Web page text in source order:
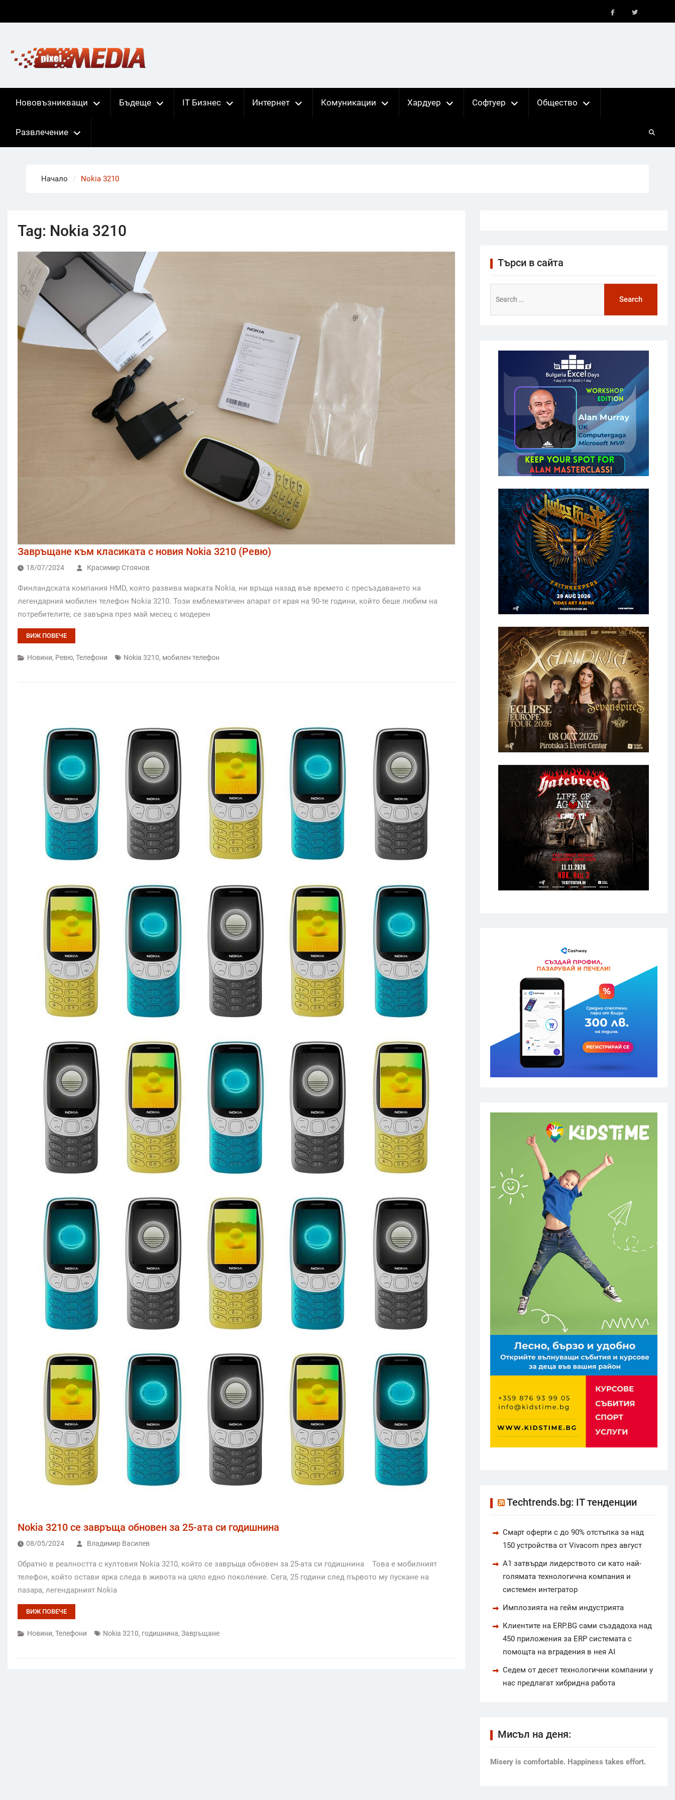
Нововъзникващи Бъдеще IT Бизнес Интернет Комуникации Хардуер Софтуер Общество
Развлечение
Начало Nokia 3210
Tag: Nokia 3210
Завръщане към класиката с новия Nokia 3210 (Ревю)
18/07/2024 Красимир Стоянов
Финландската компания HMD, която развива марката Nokia, ни връща назад във времето с пресъздаването на
легендарния мобилен телефон Nokia 3210. Този емблематичен апарат от края на 90-те години, който беше любим на
потребителите, се завърна през май месец с модерен
ВИЖ ПОВЕЧЕ
Новини, Ревю, Телефони Nokia 3210, мобилен телефон
Nokia 3210 се завръща обновен за 25-ата си годишнина
08/05/2024 Владимир Василев
Обратно в реалността с култовия Nokia 3210, който се завръща обновен за 25-ата си годишнина Това е мобилният
телефон, който остави ярка следа в живота на цяло едно поколение. Сега, 25 години след първото му пускане на
пазара, легендарният Nokia
ВИЖ ПОВЕЧЕ
Новини, Телефони Nokia 3210, годишнина, Завръщане
Търси в сайта
for:
Techtrends.bg: IT тенденции
Смарт оферти с до 90% отстъпка за над
150 устройства от Vivacom през август
А1 затвърди лидерството си като най-
голямата технологична компания и
системен интегратор
Имплозията на гейм индустрията
Клиентите на ERP.BG сами създадоха над
450 приложения за ERP системата с
помощта на вградения в нея AI
Седем от десет технологични компании у
нас предлагат хибридна работа
Мисъл на деня:
Мisery is comfortable. Happiness takes effort.